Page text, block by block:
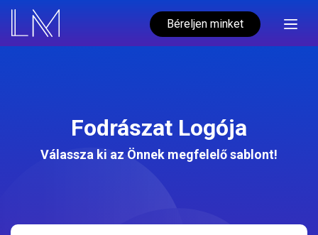
Béreljen minket
Fodrászat Logója
Válassza ki az Önnek megfelelő sablont!